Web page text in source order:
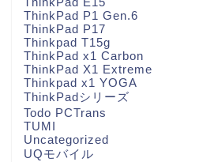
ThinkPad P1 Gen.6
ThinkPad P17
Thinkpad T15g
ThinkPad x1 Carbon
ThinkPad X1 Extreme
Thinkpad x1 YOGA
ThinkPadシリーズ
Todo PCTrans
TUMI
Uncategorized
UQモバイル